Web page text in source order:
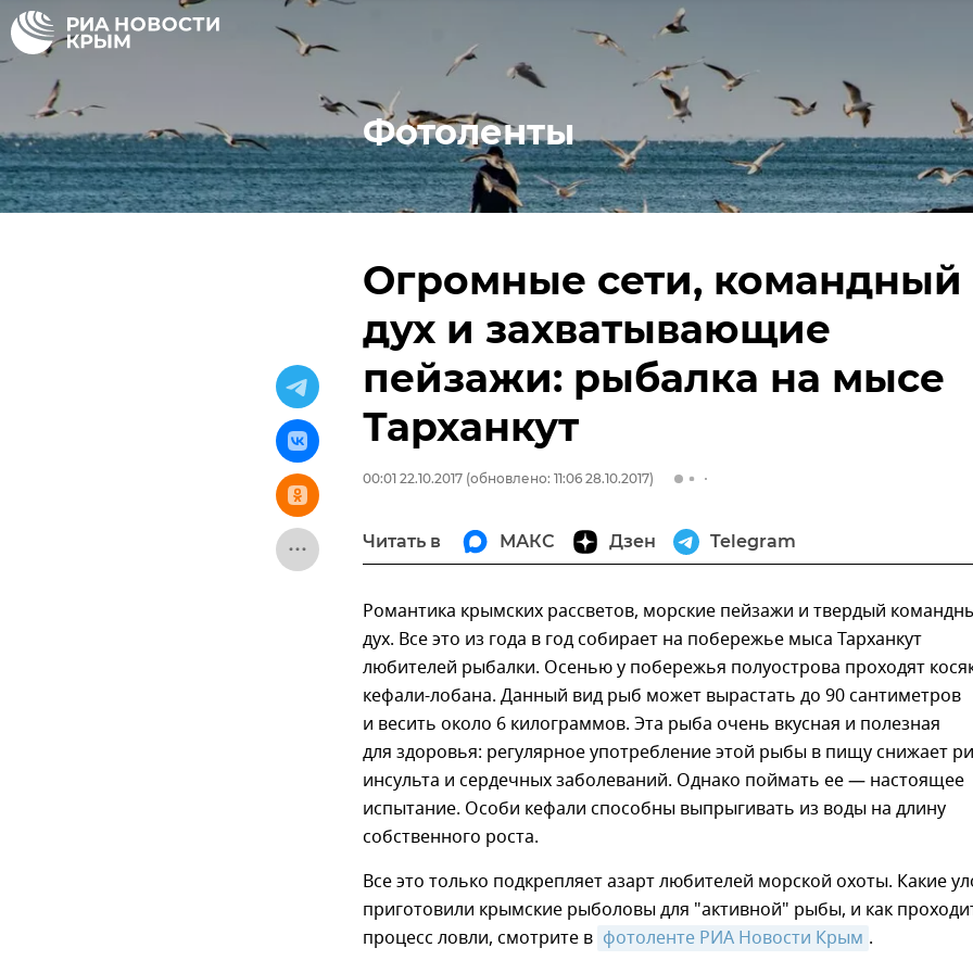
Фотоленты
Огромные сети, командный
дух и захватывающие
пейзажи: рыбалка на мысе
Тарханкут
00:01 22.10.2017 (обновлено: 11:06 28.10.2017)
Читать в МАКС Дзен Telegram
Романтика крымских рассветов, морские пейзажи и твердый
дух. Все это из года в год собирает на побережье мыса Тарханкут
любителей рыбалки. Осенью у побережья полуострова проходят
кефали-лобана. Данный вид рыб может вырастать до 90 сантиметров
и весить около 6 килограммов. Эта рыба очень вкусная и полезная
для здоровья: регулярное употребление этой рыбы в пищу снижает
инсульта и сердечных заболеваний. Однако поймать ее — настоящее
испытание. Особи кефали способны выпрыгивать из воды на длину
собственного роста.
Все это только подкрепляет азарт любителей морской охоты. Какие
приготовили крымские рыболовы для "активной" рыбы, и как
процесс ловли, смотрите в фотоленте РИА Новости Крым .